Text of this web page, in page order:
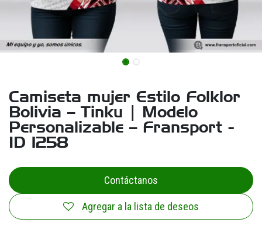
Camiseta mujer Estilo Folklor
Bolivia – Tinku | Modelo
Personalizable – Fransport -
ID 1258
Contáctanos
Agregar a la lista de deseos